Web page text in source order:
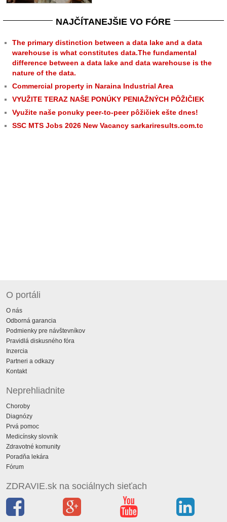
NAJČÍTANEJŠIE VO FÓRE
The primary distinction between a data lake and a data
warehouse is what constitutes data.The fundamental
difference between a data lake and data warehouse is the
nature of the data.
Commercial property in Naraina Industrial Area
VYUŽITE TERAZ NAŠE PONÚKY PENIAŽNÝCH PÔŽIČIEK
Využite naše ponuky peer-to-peer pôžičiek ešte dnes!
SSC MTS Jobs 2026 New Vacancy sarkariresults.com.tc
O portáli
O nás
Odborná garancia
Podmienky pre návštevníkov
Pravidlá diskusného fóra
Inzercia
Partneri a odkazy
Kontakt
Neprehliadnite
Choroby
Diagnózy
Prvá pomoc
Medicínsky slovník
Zdravotné komunity
Poradňa lekára
Fórum
ZDRAVIE.sk na sociálnych sieťach